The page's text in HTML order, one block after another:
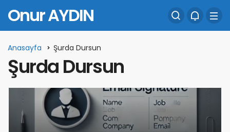
Onur AYDIN
Anasayfa Şurda Dursun
Şurda Dursun